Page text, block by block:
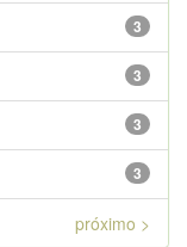
3
3
3
3
próximo >